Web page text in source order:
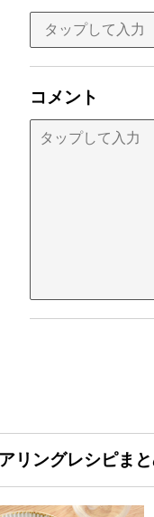
コメント
リングレシピま